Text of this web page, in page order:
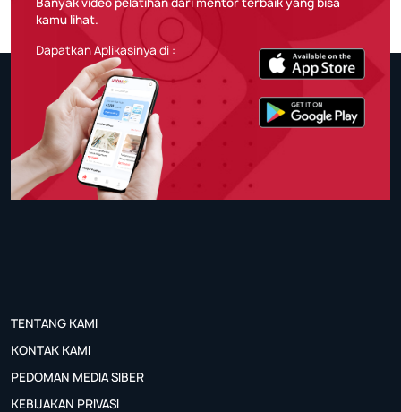
kamu lihat.
Dapatkan Aplikasinya di :
TENTANG KAMI
KONTAK KAMI
PEDOMAN MEDIA SIBER
KEBIJAKAN PRIVASI